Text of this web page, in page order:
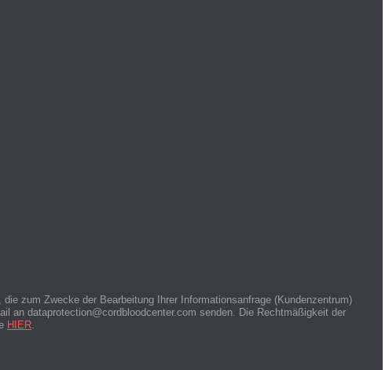
zum Zwecke der Bearbeitung Ihrer Informationsanfrage (Kundenzentrum)
an dataprotection@cordbloodcenter.com senden. Die Rechtmäßigkeit der
HIER